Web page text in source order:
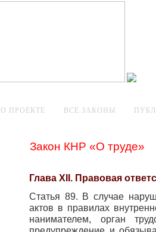
О ПРОЕКТЕ ВСЕ ЗАКОНЫ
Закон КНР «О труде»
Глава XII. Правовая
Статья 89. В случае
актов в правилах
нанимателем, орган